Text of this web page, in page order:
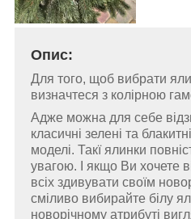
Опис:
Для того, щоб вибрати
визначтеся з колірною
Адже можна для себе
класичні зелені та
моделі. Такї ялинки
увагою. І якщо Ви хочете
всіх здивувати своїм
сміливо вибирайте білу
новорічному атрибуті